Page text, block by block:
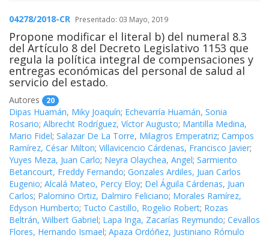
04278/2018-CR Presentado: 03 Mayo, 2019
Propone modificar el literal b) del numeral 8.3
del Artículo 8 del Decreto Legislativo 1153 que
regula la política integral de compensaciones y
entregas económicas del personal de salud al
servicio del estado.
Autores 20
Dipas Huamán, Miky Joaquín; Echevarría Huamán, Sonia
Rosario; Albrecht Rodríguez, Víctor Augusto; Mantilla Medina,
Mario Fidel; Salazar De La Torre, Milagros Emperatriz; Campos
Ramírez, César Milton; Villavicencio Cárdenas, Francisco Javier;
Yuyes Meza, Juan Carlo; Neyra Olaychea, Angel; Sarmiento
Betancourt, Freddy Fernando; Gonzales Ardiles, Juan Carlos
Eugenio; Alcalá Mateo, Percy Eloy; Del Águila Cárdenas, Juan
Carlos; Palomino Ortiz, Dalmiro Feliciano; Morales Ramírez,
Edyson Humberto; Tucto Castillo, Rogelio Robert; Rozas
Beltrán, Wilbert Gabriel; Lapa Inga, Zacarías Reymundo; Cevallos
Flores, Hernando Ismael; Apaza Ordóñez, Justiniano Rómulo